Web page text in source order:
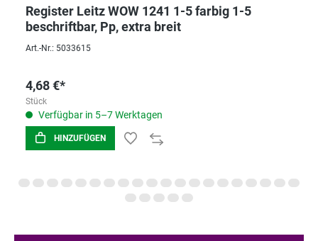
Register Leitz WOW 1241 1-5 farbig 1-5
beschriftbar, Pp, extra breit
Art.-Nr.: 5033615
4,68 €*
Stück
Verfügbar in 5–7 Werktagen
HINZUFÜGEN